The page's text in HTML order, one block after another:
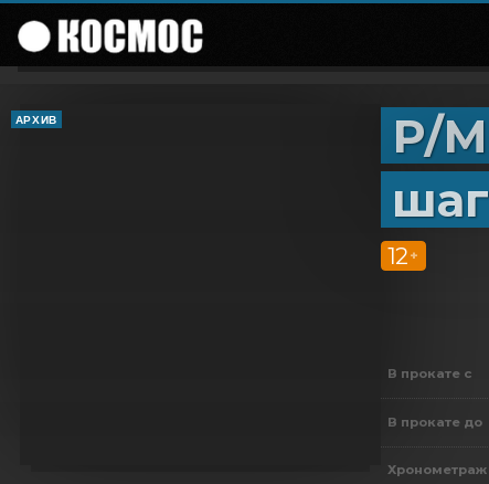
АРХИВ
Р/М
12 +
В прокате с
В прокате до
Хронометраж